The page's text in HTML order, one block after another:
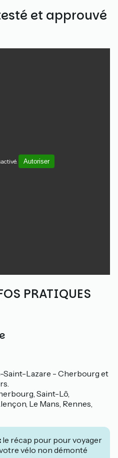
et approuvé
Autoriser
PRATIQUES
Saint-Lazare - Cherbourg et
Saint-Lô,
Le Mans, Rennes,
le récap pour pour voyager
vélo non démonté